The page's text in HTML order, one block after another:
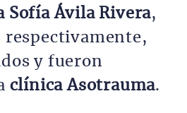
Sofía Ávila Rivera,
respectivamente,
y fueron
clínica Asotrauma.